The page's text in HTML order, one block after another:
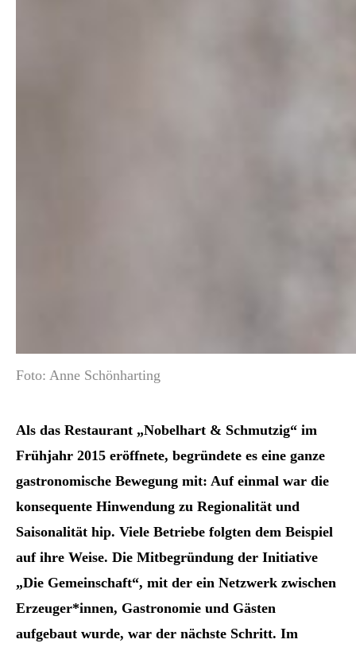
Foto: Anne Schönharting
Als das Restaurant „Nobelhart & Schmutzig“ im
Frühjahr 2015 eröffnete, begründete es eine ganze
gastronomische Bewegung mit: Auf einmal war die
konsequente Hinwendung zu Regionalität und
Saisonalität hip. Viele Betriebe folgten dem Beispiel
auf ihre Weise. Die Mitbegründung der Initiative
„Die Gemeinschaft“, mit der ein Netzwerk zwischen
Erzeuger*innen, Gastronomie und Gästen
aufgebaut wurde, war der nächste Schritt. Im